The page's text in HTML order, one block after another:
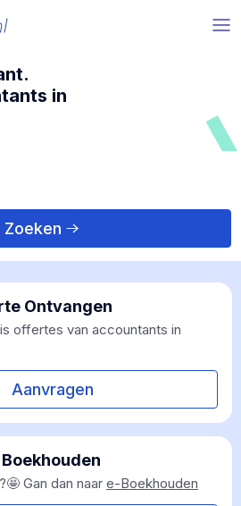
in
Zoeken
Ontvangen
offertes van accountants in
Aanvragen
Gan dan naar e-Boekhouden